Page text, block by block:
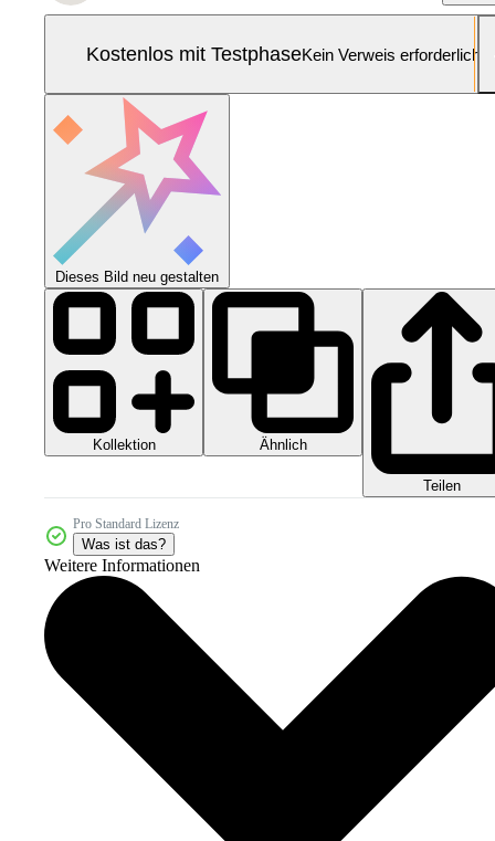
Kostenlos mit TestphaseKein Verweis erforderlich
Dieses Bild neu gestalten
Kollektion Ähnlich
Teilen
Pro Standard Lizenz
Was ist das?
Weitere Informationen